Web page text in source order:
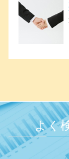
よく